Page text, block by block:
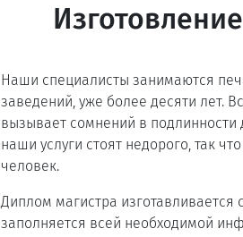
Наши специалисты занимаются
заведений, уже более десяти лет.
вызывает сомнений в
наши услуги стоят недорого, так
человек.
Диплом магистра
заполняется всей необходимой